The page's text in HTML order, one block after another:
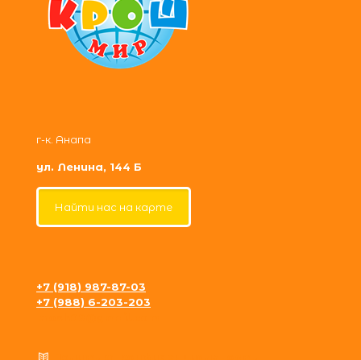
г-к. Анапа
ул. Ленина, 144 Б
Найти нас на карте
+7 (918) 987-87-03
+7 (988) 6-203-203